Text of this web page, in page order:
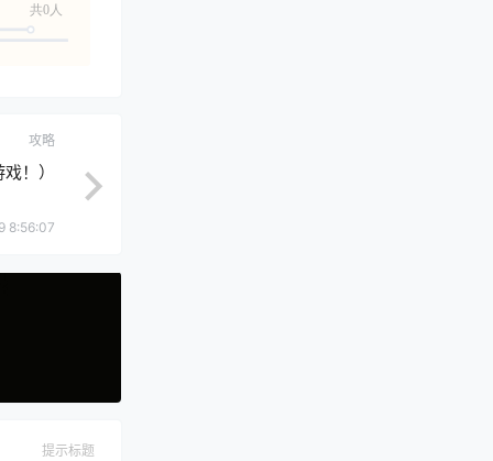
共0人
攻略
！）
8:56:07
提示标题